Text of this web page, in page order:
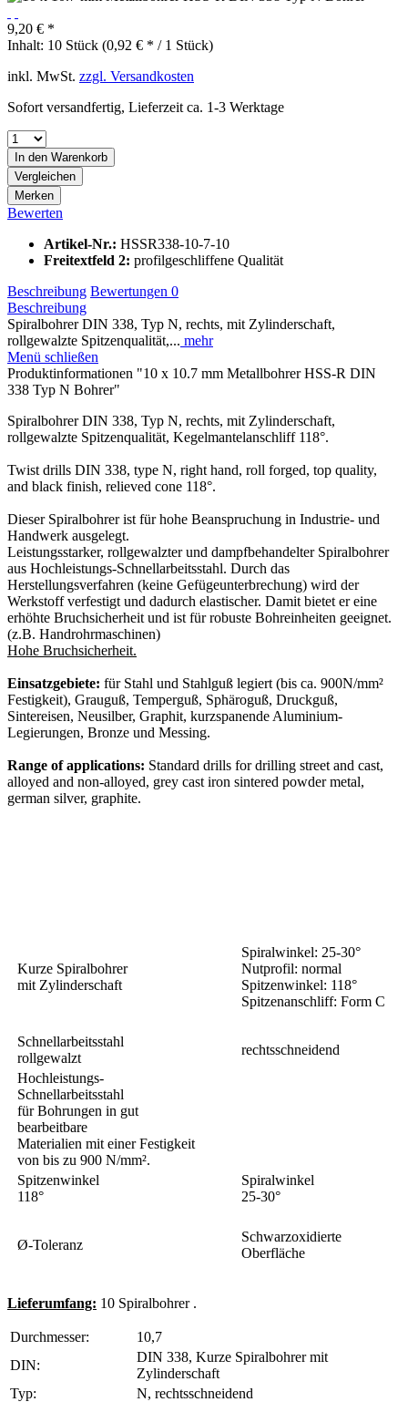
9,20 € *
Inhalt: 10 Stück (0,92 € * / 1 Stück)
inkl. MwSt. zzgl. Versandkosten
Sofort versandfertig, Lieferzeit ca. 1-3 Werktage
In den Warenkorb
Vergleichen
Merken
Bewerten
Artikel-Nr.: HSSR338-10-7-10
Freitextfeld 2: profilgeschliffene Qualität
Beschreibung Bewertungen 0
Beschreibung
Spiralbohrer DIN 338, Typ N, rechts, mit Zylinderschaft,
rollgewalzte Spitzenqualität,... mehr
Menü schließen
Produktinformationen "10 x 10.7 mm Metallbohrer HSS-R DIN
338 Typ N Bohrer"
Spiralbohrer DIN 338, Typ N, rechts, mit Zylinderschaft,
rollgewalzte Spitzenqualität, Kegelmantelanschliff 118°.
Twist drills DIN 338, type N, right hand, roll forged, top quality,
and black finish, relieved cone 118°.
Dieser Spiralbohrer ist für hohe Beanspruchung in Industrie- und
Handwerk ausgelegt.
Leistungsstarker, rollgewalzter und dampfbehandelter Spiralbohrer
aus Hochleistungs-Schnellarbeitsstahl. Durch das
Herstellungsverfahren (keine Gefügeunterbrechung) wird der
Werkstoff verfestigt und dadurch elastischer. Damit bietet er eine
erhöhte Bruchsicherheit und ist für robuste Bohreinheiten geeignet.
(z.B. Handrohrmaschinen)
Hohe Bruchsicherheit.
Einsatzgebiete: für Stahl und Stahlguß legiert (bis ca. 900N/mm²
Festigkeit), Grauguß, Temperguß, Sphäroguß, Druckguß,
Sintereisen, Neusilber, Graphit, kurzspanende Aluminium-
Legierungen, Bronze und Messing.
Range of applications: Standard drills for drilling street and cast,
alloyed and non-alloyed, grey cast iron sintered powder metal,
german silver, graphite.
Kurze Spiralbohrer
mit Zylinderschaft
Spiralwinkel: 25-30°
Nutprofil: normal
Spitzenwinkel: 118°
Spitzenanschliff: Form C
Schnellarbeitsstahl
rollgewalzt
rechtsschneidend
Hochleistungs-
Schnellarbeitsstahl
für Bohrungen in gut
bearbeitbare
Materialien mit einer Festigkeit
von bis zu 900 N/mm².
Spitzenwinkel
118°
Spiralwinkel
25-30°
Ø-Toleranz
Schwarzoxidierte
Oberfläche
Lieferumfang: 10 Spiralbohrer .
Durchmesser:
10,7
DIN:
DIN 338, Kurze Spiralbohrer mit
Zylinderschaft
Typ:
N, rechtsschneidend